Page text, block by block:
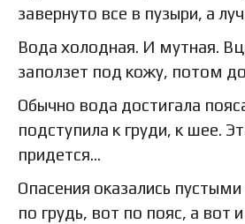
завернуто все в пузыри, а
Вода холодная. И мутная.
заползет под кожу, потом
Обычно вода достигала
подступила к груди, к шее.
придется…
Опасения оказались
по грудь, вот по пояс, а вот